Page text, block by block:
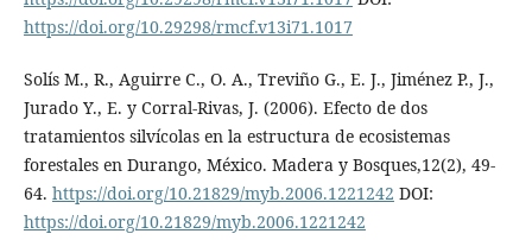
https://doi.org/10.29298/rmcf.v13i71.1017
Solís M., R., Aguirre C., O. A., Treviño G., E. J., Jiménez P., J.,
Jurado Y., E. y Corral-Rivas, J. (2006). Efecto de dos
tratamientos silvícolas en la estructura de ecosistemas
forestales en Durango, México. Madera y Bosques,12(2), 49-
64. https://doi.org/10.21829/myb.2006.1221242 DOI:
https://doi.org/10.21829/myb.2006.1221242